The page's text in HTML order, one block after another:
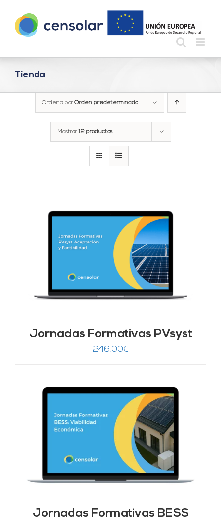
contenido
Tienda
Ordena por Orden predeterminado
Mostrar12 productos
Jornadas Formativas PVsyst
246,00€
Jornadas Formativas BESS